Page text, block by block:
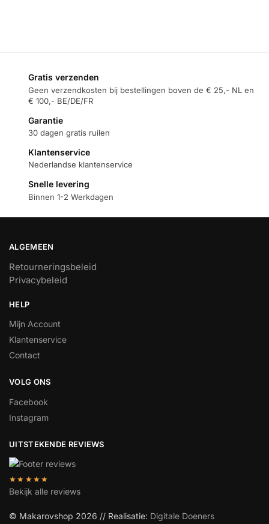
Gratis verzenden
Geen verzendkosten bij bestellingen boven de € 25,- NL en
€ 100,- BE/DE/FR
Garantie
30 dagen gratis ruilen
Klantenservice
Nederlandse klantenservice
Snelle levering
Binnen 1-2 Werkdagen
ALGEMEEN
Retourneringsbeleid
Privacybeleid
HELP
Mijn Account
Klantenservice
Contact
VOLG ONS
Facebook
Instagram
UITSTEKENDE REVIEWS
★★★★★
Bekijk alle reviews
© Makarovshop 2026 // Realisatie: Digitale Doeners